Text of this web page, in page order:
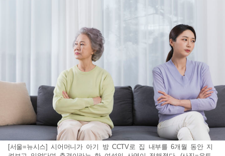
[서울=뉴시스] 시어머니가 아기 방 CCTV로 집 내부를 6개월 동안 지